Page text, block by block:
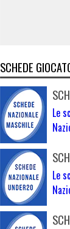
SCHEDE
Le
Le